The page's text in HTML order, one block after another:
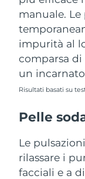
manuale.
impurità al
comparsa
un
Risultati basati su
Pelle
Le
rilassare i
facciali e a
Nuova
Norvegia
Oman
Portogallo